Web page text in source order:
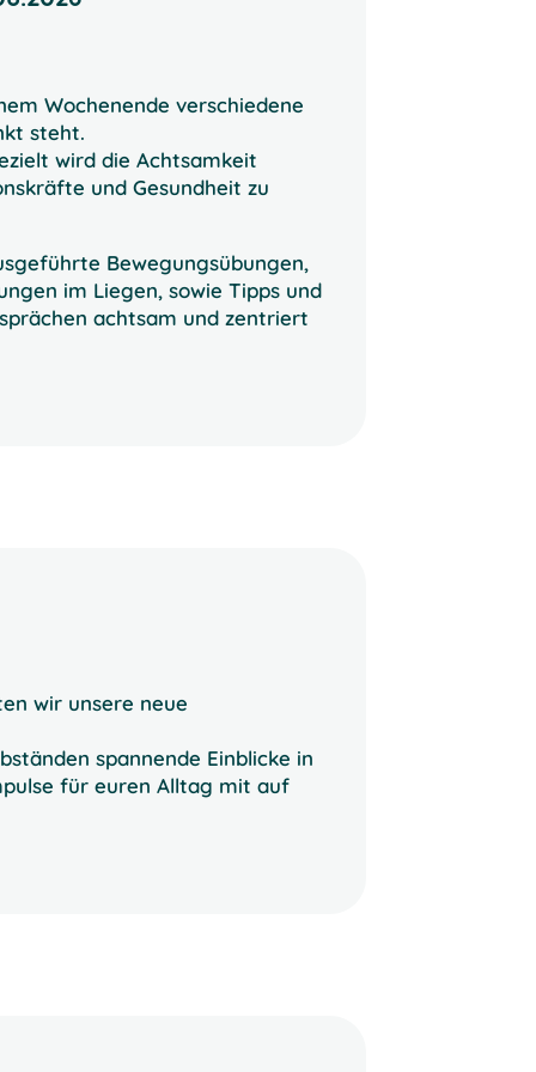
Wochenende verschiedene
steht.
wird die Achtsamkeit
und Gesundheit zu
Bewegungsübungen,
im Liegen, sowie Tipps und
achtsam und zentriert
wir unsere neue
spannende Einblicke in
für euren Alltag mit auf